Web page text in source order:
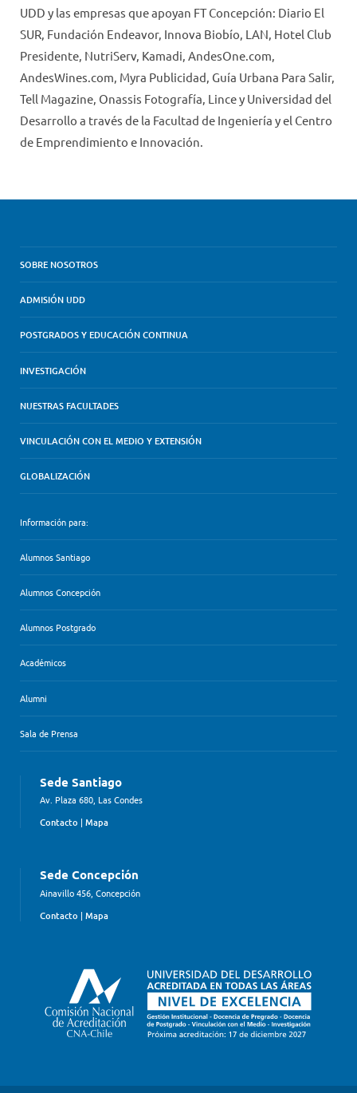
UDD y las empresas que apoyan FT Concepción: Diario El
SUR, Fundación Endeavor, Innova Biobío, LAN, Hotel Club
Presidente, NutriServ, Kamadi, AndesOne.com,
AndesWines.com, Myra Publicidad, Guía Urbana Para Salir,
Tell Magazine, Onassis Fotografía, Lince y Universidad del
Desarrollo a través de la Facultad de Ingeniería y el Centro
de Emprendimiento e Innovación.
SOBRE NOSOTROS
ADMISIÓN UDD
POSTGRADOS Y EDUCACIÓN CONTINUA
INVESTIGACIÓN
NUESTRAS FACULTADES
VINCULACIÓN CON EL MEDIO Y EXTENSIÓN
GLOBALIZACIÓN
Información para:
Alumnos Santiago
Alumnos Concepción
Alumnos Postgrado
Académicos
Alumni
Sala de Prensa
Sede Santiago
Av. Plaza 680, Las Condes
Contacto | Mapa
Sede Concepción
Ainavillo 456, Concepción
Contacto | Mapa